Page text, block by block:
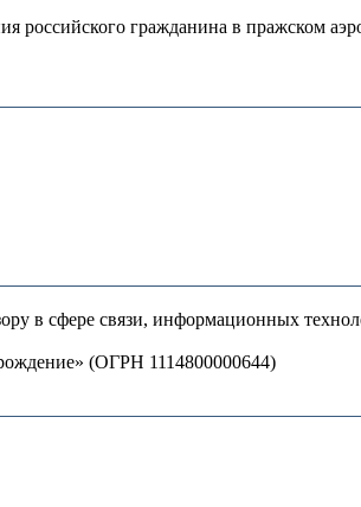
гражданина в пражском
в сфере связи, информационных
(ОГРН 1114800000644)